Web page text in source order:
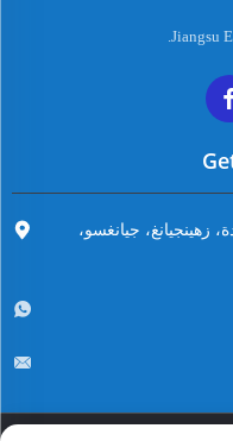
Jiangsu
زهينجيانغ، جيانغسو،